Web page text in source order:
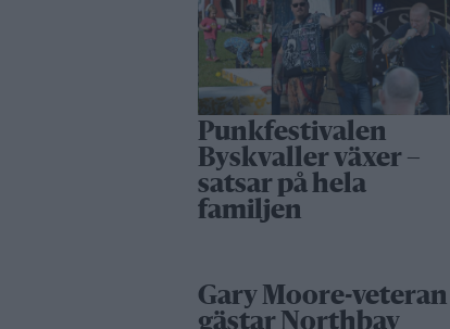
Punkfestivalen
Byskvaller växer –
satsar på hela
familjen
Gary Moore-veteran
gästar Northbay